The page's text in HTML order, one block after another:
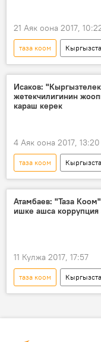
21 Аяк оона 2017,
таза коом
Жаңылыктар
Алмазбек Атамбаев
БУУ
ак илбирс
Исаков:
жетекчилигинин
караш керек
4 Аяк оона 2017, 13:20
таза коом
Жаңылыктар
Сапар Исаков
интернет
Атамбаев: "Таза
ишке ашса коррупция
11 Кулжа 2017, 17:57
таза коом
Саясат